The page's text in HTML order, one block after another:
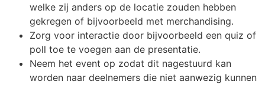
welke zij anders op de locatie zouden hebben
gekregen of bijvoorbeeld met merchandising.
Zorg voor interactie door bijvoorbeeld een quiz of
poll toe te voegen aan de presentatie.
Neem het event op zodat dit nagestuurd kan
worden naar deelnemers die niet aanwezig kunnen